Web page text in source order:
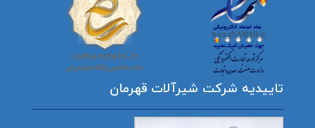
تاییدیه شرکت شیرآلات قهرمان